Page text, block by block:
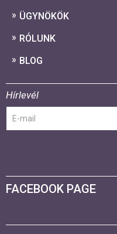
ÜGYNÖKÖK
RÓLUNK
BLOG
Hírlevél
FACEBOOK PAGE